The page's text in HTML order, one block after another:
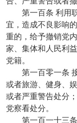
第一百条 利用
宜，造成不良影响
重的，给予撤销党
家、集体和人民利
党籍。
第一百零一条
或者旅游、健身、
或者严重警告处分
党察看处分。
第一百一十三条